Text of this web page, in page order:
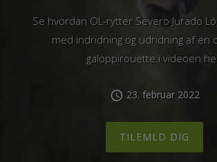
Se hvordan OL-rytter Severo Jurado
med indridning og udridning af en
galoppirouette i videoen
schedule 23. februar 2022
TILEMLD DIG